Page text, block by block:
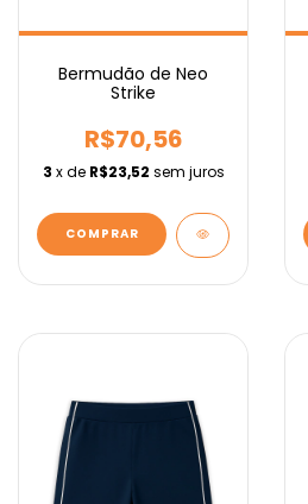
Bermudão de Neo
Strike
R$70,56
3 x de R$23,52 sem juros
COMPRAR